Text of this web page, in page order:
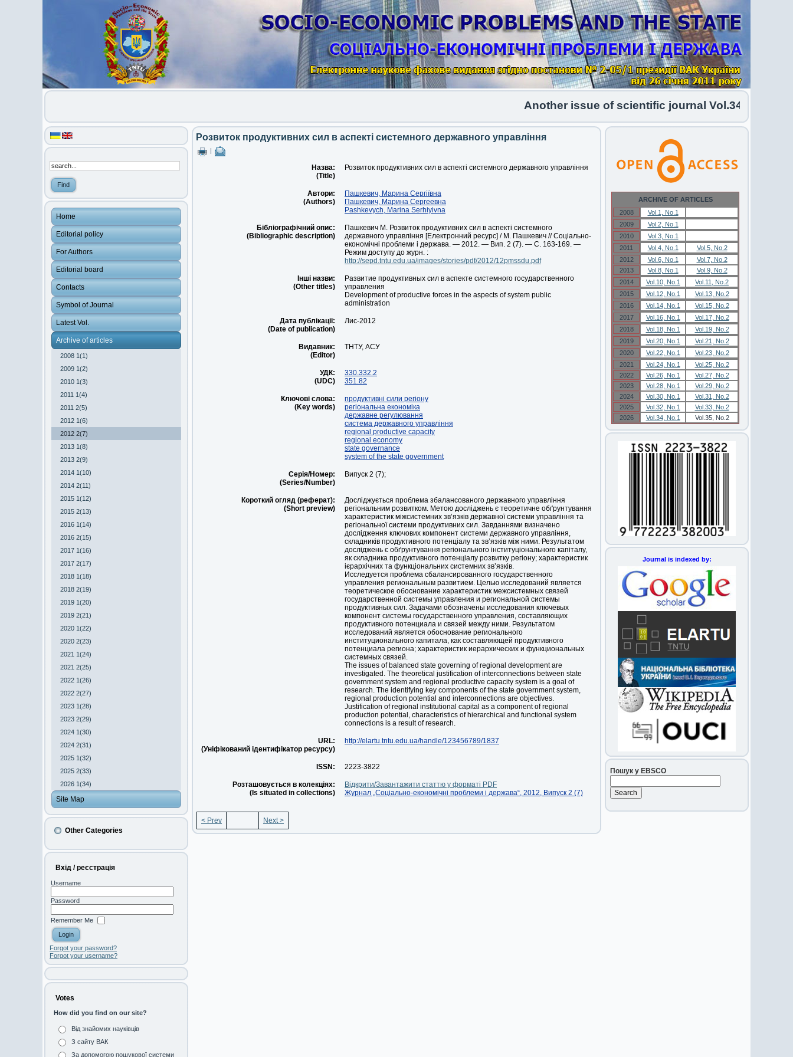
Another issue of scientific journal Vol.34 No.1 2026
Home
Editorial policy
For Authors
Editorial board
Contacts
Symbol of Journal
Latest Vol.
Archive of articles
2008 1(1)
2009 1(2)
2010 1(3)
2011 1(4)
2011 2(5)
2012 1(6)
2012 2(7)
2013 1(8)
2013 2(9)
2014 1(10)
2014 2(11)
2015 1(12)
2015 2(13)
2016 1(14)
2016 2(15)
2017 1(16)
2017 2(17)
2018 1(18)
2018 2(19)
2019 1(20)
2019 2(21)
2020 1(22)
2020 2(23)
2021 1(24)
2021 2(25)
2022 1(26)
2022 2(27)
2023 1(28)
2023 2(29)
2024 1(30)
2024 2(31)
2025 1(32)
2025 2(33)
2026 1(34)
Site Map
Other Categories
Вхід / реєстрація
Username
Password
Remember Me
Forgot your password?
Forgot your username?
Votes
How did you find on our site?
Від знайомих науківців
З сайту ВАК
За допомогою пошукової системи
Розвиток продуктивних сил в аспекті системного державного управління
Назва:
(Title)
Розвиток продуктивних сил в аспекті системного державного управління
Автори:
(Authors)
Пашкевич, Марина Сергіївна
Пашкевич, Марина Сергеевна
Pashkevych, Marina Serhiyivna
Бібліографічний опис:
(Bibliographic description)
Пашкевич М. Розвиток продуктивних сил в аспекті системного
державного управління [Електронний ресурс] / М. Пашкевич // Соціально-
економічні проблеми і держава. — 2012. — Вип. 2 (7). — С. 163-169. —
Режим доступу до журн. :
http://sepd.tntu.edu.ua/images/stories/pdf/2012/12pmssdu.pdf
Інші назви:
(Other titles)
Развитие продуктивных сил в аспекте системного государственного
управления
Development of productive forces in the aspects of system public
administration
Дата публікації:
(Date of publication)
Лис-2012
Видавник:
(Editor)
ТНТУ, АСУ
УДК:
(UDC)
330.332.2
351.82
Ключові слова:
(Key words)
продуктивні сили регіону
регіональна економіка
державне регулювання
система державного управління
regional productive capacity
regional economy
state governance
system of the state government
Серія/Номер:
(Series/Number)
Випуск 2 (7);
Короткий огляд (реферат):
(Short preview)
Досліджується проблема збалансованого державного управління
регіональним розвитком. Метою досліджень є теоретичне обґрунтування
характеристик міжсистемних зв’язків державної системи управління та
регіональної системи продуктивних сил. Завданнями визначено
дослідження ключових компонент системи державного управління,
складників продуктивного потенціалу та зв’язків між ними. Результатом
досліджень є обґрунтування регіонального інституціонального капіталу,
як складника продуктивного потенціалу розвитку регіону; характеристик
ієрархічних та функціональних системних зв’язків.
Исследуется проблема сбалансированного государственного
управления региональным развитием. Целью исследований является
теоретическое обоснование характеристик межсистемных связей
государственной системы управления и региональной системы
продуктивных сил. Задачами обозначены исследования ключевых
компонент системы государственного управления, составляющих
продуктивного потенциала и связей между ними. Результатом
исследований является обоснование регионального
институционального капитала, как составляющей продуктивного
потенциала региона; характеристик иерархических и функциональных
системных связей.
The issues of balanced state governing of regional development are
investigated. The theoretical justification of interconnections between state
government system and regional productive capacity system is a goal of
research. The identifying key components of the state government system,
regional production potential and interconnections are objectives.
Justification of regional institutional capital as a component of regional
production potential, characteristics of hierarchical and functional system
connections is a result of research.
URL:
(Уніфікований ідентифікатор ресурсу)
http://elartu.tntu.edu.ua/handle/123456789/1837
ISSN: 2223-3822
Розташовується в колекціях:
(Is situated in collections)
Відкрити/Завантажити статтю у форматі PDF
Журнал „Соціально-економічні проблеми і держава“, 2012, Випуск 2 (7)
< Prev Next >
ARCHIVE OF ARTICLES
2008
Vol.1, No.1
2009
Vol.2, No.1
2010
Vol.3, No.1
2011
Vol.4, No.1
Vol.5, No.2
2012
Vol.6, No.1
Vol.7, No.2
2013
Vol.8, No.1
Vol.9, No.2
2014
Vol.10, No.1
Vol.11, No.2
2015
Vol.12, No.1
Vol.13, No.2
2016
Vol.14, No.1
Vol.15, No.2
2017
Vol.16, No.1
Vol.17, No.2
2018
Vol.18, No.1
Vol.19, No.2
2019
Vol.20, No.1
Vol.21, No.2
2020
Vol.22, No.1
Vol.23, No.2
2021
Vol.24, No.1
Vol.25, No.2
2022
Vol.26, No.1
Vol.27, No.2
2023
Vol.28, No.1
Vol.29, No.2
2024
Vol.30, No.1
Vol.31, No.2
2025
Vol.32, No.1
Vol.33, No.2
2026
Vol.34, No.1 Vol.35, No.2
Journal is indexed by:
Пошук у EBSCO